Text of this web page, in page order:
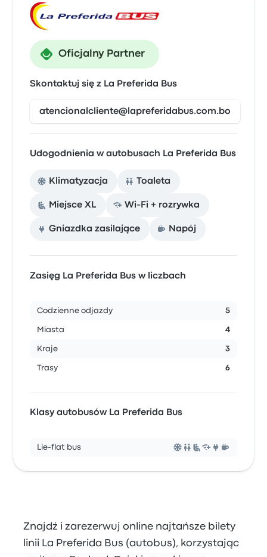
Oficjalny Partner
Skontaktuj się z La Preferida Bus
atencionalcliente@lapreferidabus.com.bo
Udogodnienia w autobusach La Preferida Bus
Klimatyzacja Toaleta
Miejsce XL Wi-Fi + rozrywka
Gniazdka zasilające Napój
Zasięg La Preferida Bus w liczbach
Codzienne odjazdy 5
Miasta 4
Kraje 3
Trasy 6
Klasy autobusów La Preferida Bus
Lie-flat bus
Znajdź i zarezerwuj online najtańsze bilety
linii La Preferida Bus (autobus), korzystając